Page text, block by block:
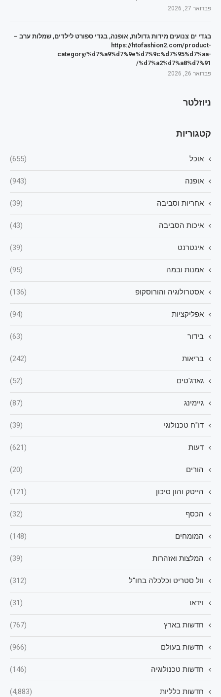
פברואר 27, 2026
בגדי ים צנועים מידות גדולות, אופנה, בגדי ספורט לילדים, שמלות ערב –
https://htofashion2.com/product-
category/%d7%a9%d7%9e%d7%9c%d7%95%d7%aa-
%d7%a2%d7%a8%d7%91/
פברואר 26, 2026
ניוזלטר
קטגוריות
אוכל (655)
אופנה (943)
אחריות וסביבה (39)
איכות הסביבה (43)
אינטרנט (39)
אמנות ובמה (95)
אסטרולוגיה והורוסקופ (136)
אפליקציות (94)
בידור (63)
בריאות (242)
גאדג'טים (52)
גיימינג (87)
דו"ח טכנולוגי (39)
דעות (621)
הורים (20)
הייטק והון סיכון (121)
הכסף (32)
המומחים (148)
המלצות ואזהרות (39)
וול סטריט וכלכלה בחו"ל (312)
וידאו (31)
חדשות בארץ (767)
חדשות בעולם (966)
חדשות טכנולוגיה (146)
חדשות כלליות (4,883)